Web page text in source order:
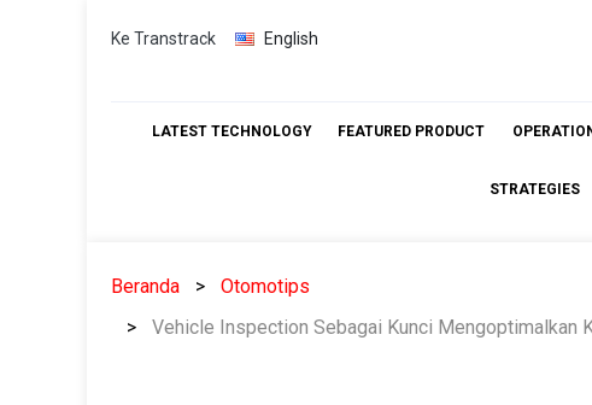
Skip
Ke Transtrack English
LATEST TECHNOLOGY FEATURED PRODUCT
STRATEGIES
Beranda
Otomotips
Vehicle Inspection Sebagai Kunci Mengoptimalkan